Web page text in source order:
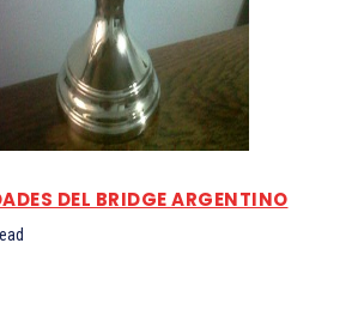
DEL BRIDGE ARGENTINO